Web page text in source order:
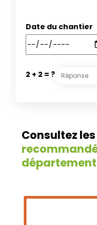
Date du chantier
2 + 2 = ?
Consultez
département